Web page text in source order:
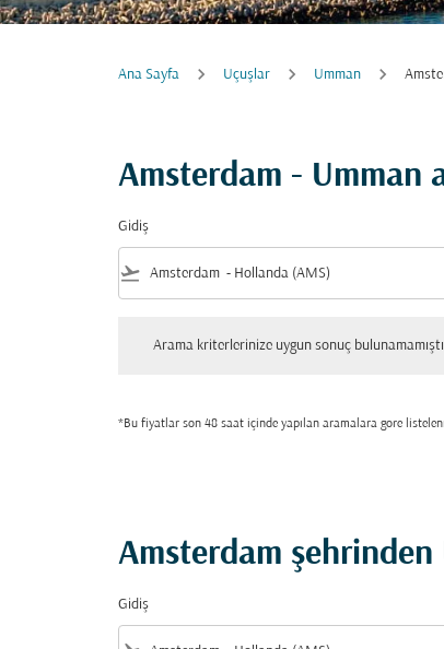
Ana Sayfa Uçuşlar Umman
Amsterdam - Umman
Gidiş
flight_takeoff
Arama kriterlerinize uygun sonuç
*Bu fiyatlar son 48 saat içinde yapılan aramalara gore
Amsterdam
Gidiş